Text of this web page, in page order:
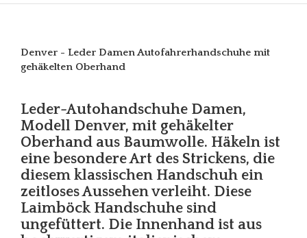
Denver - Leder Damen Autofahrerhandschuhe mit
gehäkelten Oberhand
Leder-Autohandschuhe Damen,
Modell Denver, mit gehäkelter
Oberhand aus Baumwolle. Häkeln ist
eine besondere Art des Strickens, die
diesem klassischen Handschuh ein
zeitloses Aussehen verleiht. Diese
Laimböck Handschuhe sind
ungefüttert. Die Innenhand ist aus